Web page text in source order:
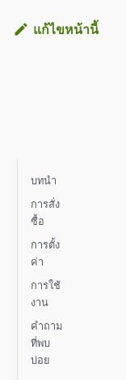
แก้ไขหน้านี้
บทนำ
การสั่ง
ซื้อ
การตั้ง
ค่า
การใช้
งาน
คำถาม
ที่พบ
บ่อย